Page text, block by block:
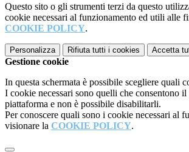
Questo sito o gli strumenti terzi da questo
cookie necessari al funzionamento ed utili alle
COOKIE POLICY.
Personalizza Rifiuta tutti i cookies Accetta
Gestione cookie
In questa schermata è possibile scegliere quali
I cookie necessari sono quelli che consentono
piattaforma e non è possibile disabilitarli.
Per conoscere quali sono i cookie necessari al
visionare la COOKIE POLICY.